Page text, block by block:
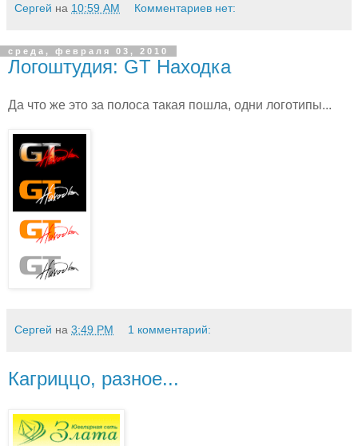
Сергей на 10:59 AM Комментариев нет:
среда, февраля 03, 2010
Логоштудия: GT Находка
Да что же это за полоса такая пошла, одни логотипы...
Сергей на 3:49 PM 1 комментарий:
Кагриццо, разное...